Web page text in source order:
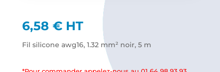
6,58 € HT
Fil silicone awg16, 1.32 mm² noir, 5 m